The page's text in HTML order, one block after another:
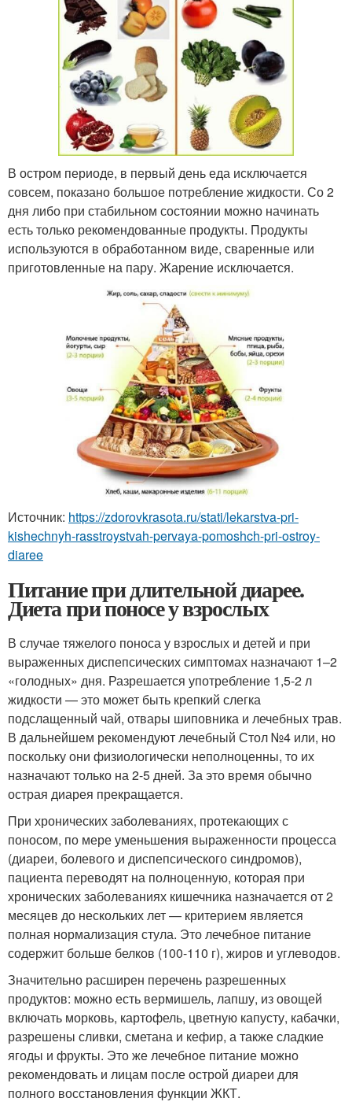
В остром периоде, в первый день еда исключается
совсем, показано большое потребление жидкости. Со 2
дня либо при стабильном состоянии можно начинать
есть только рекомендованные продукты. Продукты
используются в обработанном виде, сваренные или
приготовленные на пару. Жарение исключается.
Источник: https://zdorovkrasota.ru/stati/lekarstva-pri-
kishechnyh-rasstroystvah-pervaya-pomoshch-pri-ostroy-
diaree
Питание при длительной диарее.
Диета при поносе у взрослых
В случае тяжелого поноса у взрослых и детей и при
выраженных диспепсических симптомах назначают 1–2
«голодных» дня. Разрешается употребление 1,5-2 л
жидкости — это может быть крепкий слегка
подслащенный чай, отвары шиповника и лечебных трав.
В дальнейшем рекомендуют лечебный Стол №4 или, но
поскольку они физиологически неполноценны, то их
назначают только на 2-5 дней. За это время обычно
острая диарея прекращается.
При хронических заболеваниях, протекающих с
поносом, по мере уменьшения выраженности процесса
(диареи, болевого и диспепсического синдромов),
пациента переводят на полноценную, которая при
хронических заболеваниях кишечника назначается от 2
месяцев до нескольких лет — критерием является
полная нормализация стула. Это лечебное питание
содержит больше белков (100-110 г), жиров и углеводов.
Значительно расширен перечень разрешенных
продуктов: можно есть вермишель, лапшу, из овощей
включать морковь, картофель, цветную капусту, кабачки,
разрешены сливки, сметана и кефир, а также сладкие
ягоды и фрукты. Это же лечебное питание можно
рекомендовать и лицам после острой диареи для
полного восстановления функции ЖКТ.